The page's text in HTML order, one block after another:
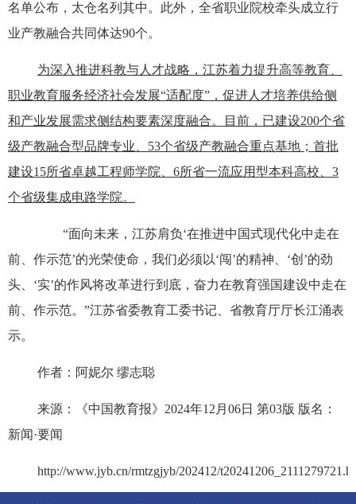
名单公布，太仓名列其中。此外，全省职业院校牵头成立行
业产教融合共同体达90个。
为深入推进科教与人才战略，江苏着力提升高等教育、
职业教育服务经济社会发展“适配度”，促进人才培养供给侧
和产业发展需求侧结构要素深度融合。目前，已建设200个省
级产教融合型品牌专业、53个省级产教融合重点基地；首批
建设15所省卓越工程师学院、6所省一流应用型本科高校、3
个省级集成电路学院。
“面向未来，江苏肩负‘在推进中国式现代化中走在
前、作示范’的光荣使命，我们必须以‘闯’的精神、‘创’的劲
头、‘实’的作风将改革进行到底，奋力在教育强国建设中走在
前、作示范。”江苏省委教育工委书记、省教育厅厅长江涌表
示。
作者：阿妮尔 缪志聪
来源：《中国教育报》2024年12月06日 第03版 版名：
新闻·要闻
http://www.jyb.cn/rmtzgjyb/202412/